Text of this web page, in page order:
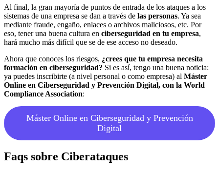
Al final, la gran mayoría de puntos de entrada de los ataques a los
sistemas de una empresa se dan a través de las personas. Ya sea
mediante fraude, engaño, enlaces o archivos maliciosos, etc. Por
eso, tener una buena cultura en ciberseguridad en tu empresa,
hará mucho más difícil que se de ese acceso no deseado.
Ahora que conoces los riesgos, ¿crees que tu empresa necesita
formación en ciberseguridad? Si es así, tengo una buena noticia:
ya puedes inscribirte (a nivel personal o como empresa) al Máster
Online en Ciberseguridad y Prevención Digital, con la World
Compliance Association:
Máster Online en Ciberseguridad y Prevención
Digital
Faqs sobre Ciberataques